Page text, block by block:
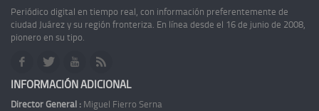
Periódico digital en tiempo real, con información preferentemente de
ciudad Juárez y su región fronteriza. En línea desde el 16 de junio de 2008,
pionero en su tipo.
INFORMACIÓN ADICIONAL
Director General : Miguel Fierro Serna